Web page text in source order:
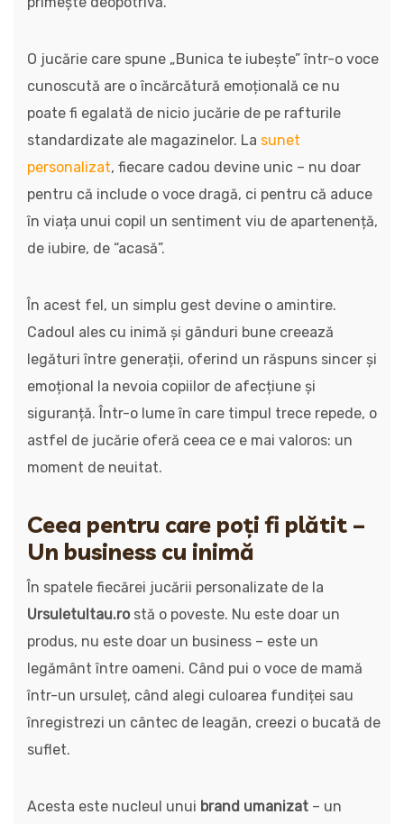
O jucărie care spune „Bunica te iubește” într-o voce
cunoscută are o încărcătură emoțională ce nu
poate fi egalată de nicio jucărie de pe rafturile
standardizate ale magazinelor. La sunet
personalizat, fiecare cadou devine unic – nu doar
pentru că include o voce dragă, ci pentru că aduce
în viața unui copil un sentiment viu de apartenență,
de iubire, de “acasă”.
În acest fel, un simplu gest devine o amintire.
Cadoul ales cu inimă și gânduri bune creează
legături între generații, oferind un răspuns sincer și
emoțional la nevoia copiilor de afecțiune și
siguranță. Într-o lume în care timpul trece repede, o
astfel de jucărie oferă ceea ce e mai valoros: un
moment de neuitat.
Ceea pentru care poți fi plătit –
Un business cu inimă
În spatele fiecărei jucării personalizate de la
Ursuletultau.rostă o poveste. Nu este doar un
produs, nu este doar un business – este un
legământ între oameni. Când pui o voce de mamă
într-un ursuleț, când alegi culoarea fundiței sau
înregistrezi un cântec de leagăn, creezi o bucată de
suflet.
Acesta este nucleul unui brand umanizat – un